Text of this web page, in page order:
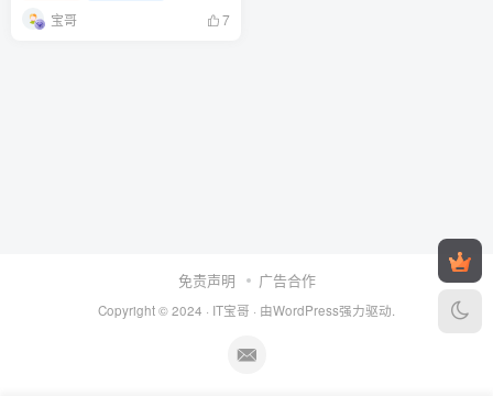
宝哥 7
免责声明 广告合作
Copyright © 2024 · IT宝哥 · 由WordPress强力驱动.